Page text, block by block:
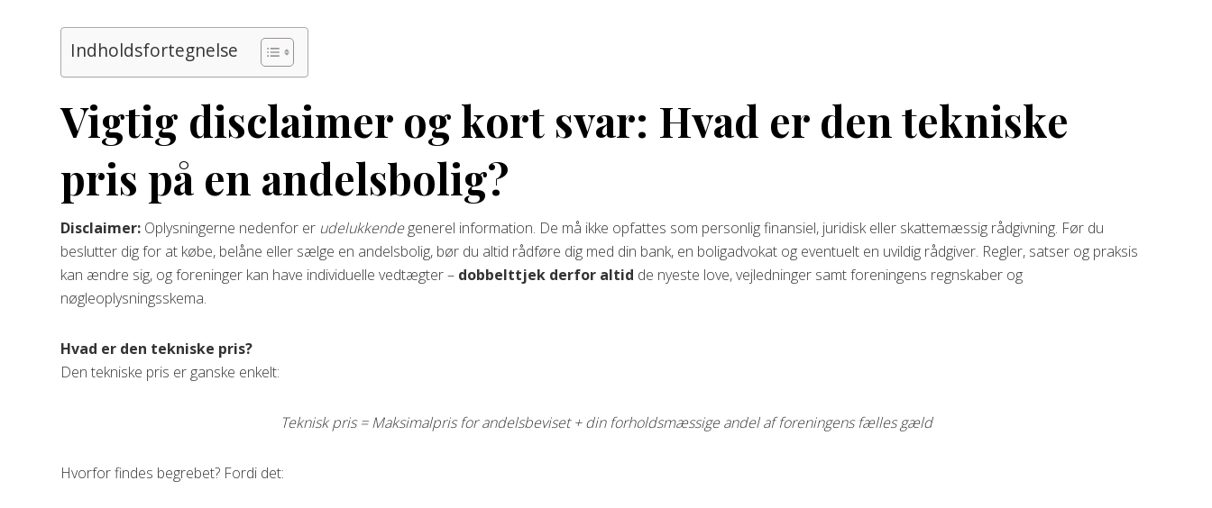
Indholdsfortegnelse
Vigtig disclaimer og kort svar: Hvad er den tekniske
pris på en andelsbolig?
Disclaimer: Oplysningerne nedenfor er udelukkendegenerel information. De må ikke opfattes som personlig finansiel, juridisk eller skattemæssig rådgivning. Før du
beslutter dig for at købe, belåne eller sælge en andelsbolig, bør du altid rådføre dig med din bank, en boligadvokat og eventuelt en uvildig rådgiver. Regler, satser og praksis
kan ændre sig, og foreninger kan have individuelle vedtægter – dobbelttjek derfor altid de nyeste love, vejledninger samt foreningens regnskaber og
nøgleoplysningsskema.
Hvad er den tekniske pris?
Den tekniske pris er ganske enkelt:
Teknisk pris = Maksimalpris for andelsbeviset + din forholdsmæssige andel af foreningens fælles gæld
Hvorfor findes begrebet? Fordi det: